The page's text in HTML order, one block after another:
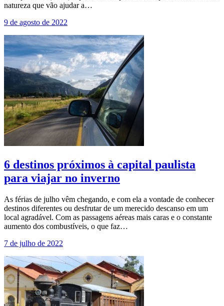
natureza que vão ajudar a…
9 de agosto de 2022
6 destinos próximos à capital paulista
para viajar no inverno
As férias de julho vêm chegando, e com ela a vontade de conhecer
destinos diferentes ou desfrutar de um merecido descanso em um
local agradável. Com as passagens aéreas mais caras e o constante
aumento dos combustíveis, o que faz…
7 de julho de 2022